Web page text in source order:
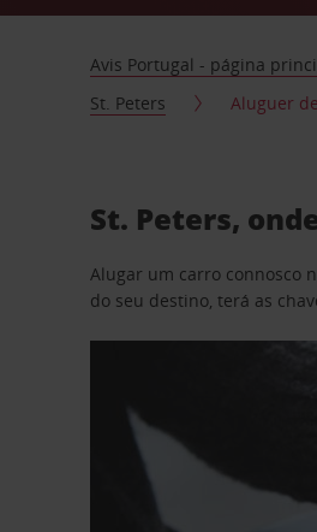
Avis Portugal - página
St. Peters
Aluguer
St. Peters,
Alugar um carro connosco
do seu destino, terá as